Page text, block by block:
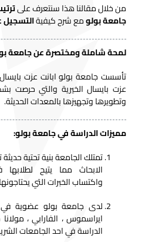
من خلال مقالنا هذا سنتعرف على
جامعة بولومع شرح كيفيةالتسجيل
لمحة شاملة ومختصرة عن جامعة
عزت بايسال الخيرية والتي حرصت
وتطويرها وتجهيزها بالمعدات الحديثة.
مميزات الدراسة في جامعة بولو:
تمتلك الجامعة بنية تحتية
الابحاث مما يتيح
واكتساب الخبرات التي
لدى جامعة بولو عضوية في
ايراسموس ، الفارابي ،
الدراسة في احد الجامعات